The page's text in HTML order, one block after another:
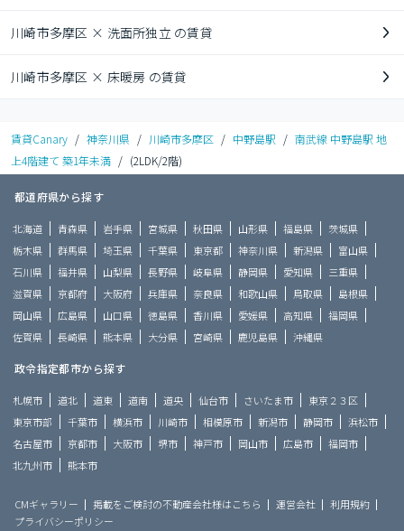
川崎市多摩区 × 洗面所独立 の賃貸
川崎市多摩区 × 床暖房 の賃貸
賃貸Canary / 神奈川県 / 川崎市多摩区 / 中野島駅 / 南武線 中野島駅 地
上4階建て 築1年未満 / (2LDK/2階)
都道府県から探す
北海道 青森県 岩手県 宮城県 秋田県 山形県 福島県
茨城県
栃木県
群馬県 埼玉県 千葉県 東京都 神奈川県 新潟県
富山県
石川県
福井県 山梨県 長野県 岐阜県 静岡県 愛知県
三重県
滋賀県
京都府 大阪府 兵庫県 奈良県 和歌山県 鳥取県
島根県
岡山県
広島県 山口県 徳島県 香川県 愛媛県 高知県
福岡県
佐賀県
長崎県 熊本県 大分県 宮崎県 鹿児島県 沖縄県
政令指定都市から探す
札幌市 道北 道東 道南 道央 仙台市 さいたま市
東京２３区
東京市部
千葉市 横浜市 川崎市 相模原市 新潟市 静岡市
浜松市
名古屋市
京都市 大阪市 堺市 神戸市 岡山市 広島市
福岡市
北九州市
熊本市
CMギャラリー 掲載をご検討の不動産会社様はこちら 運営会社
利用規約
プライバシーポリシー